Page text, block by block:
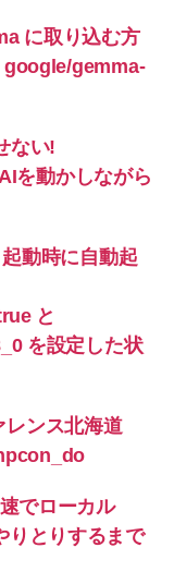
に取り込む方
google/gemma-
ない!
を動かしながら
動時に自動起
と
を設定した状
レンス北海道
でローカル
りとりするまで